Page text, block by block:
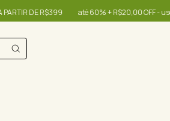
até 60% + R$20,00 OFF - use o cupom OIBONITA